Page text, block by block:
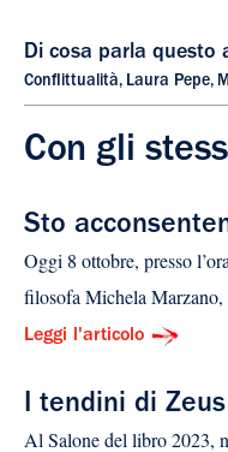
Di cosa parla questo
Conflittualità, Laura Pepe,
Con gli
Sto
Oggi 8 ottobre, presso
filosofa Michela Marzano,
Leggi l'articolo
I tendini di Zeus
Al Salone del libro 2023,